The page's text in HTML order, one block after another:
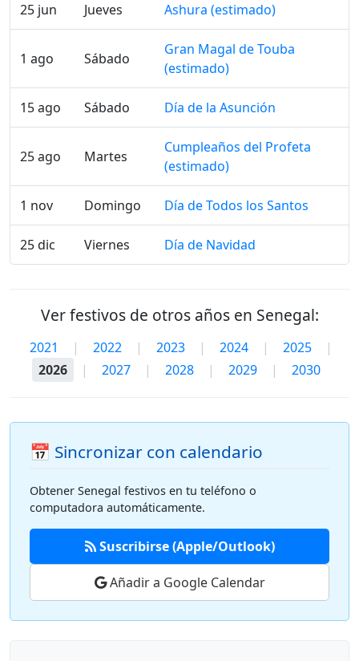
25 jun Jueves Ashura (estimado)
1 ago Sábado
Gran Magal de Touba
(estimado)
15 ago Sábado Día de la Asunción
25 ago Martes
Cumpleaños del Profeta
(estimado)
1 nov Domingo Día de Todos los Santos
25 dic Viernes Día de Navidad
Ver festivos de otros años en Senegal:
2021 | 2022 | 2023 | 2024 | 2025
|
2026
| 2027 | 2028 | 2029 | 2030
📅 Sincronizar con calendario
Obtener Senegal festivos en tu teléfono o
computadora automáticamente.
Suscribirse (Apple/Outlook)
Añadir a Google Calendar